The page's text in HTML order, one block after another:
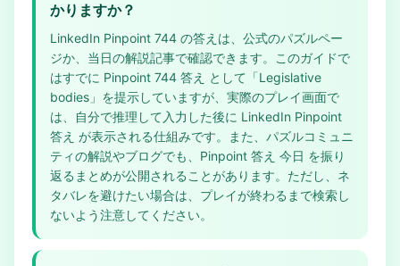
かりますか？
LinkedIn Pinpoint 744 の答えは、公式のパズルペー
ジか、当日の解説記事で確認できます。このガイドで
はすでに Pinpoint 744 答え として「Legislative
bodies」を提示していますが、実際のプレイ画面で
は、自分で推理して入力した後に LinkedIn Pinpoint
答え が表示される仕組みです。また、パズルコミュニ
ティの解説やブログでも、Pinpoint 答え 今日 を振り
返るまとめが公開されることがあります。ただし、ネ
タバレを避けたい場合は、プレイが終わるまで検索し
ないよう注意してください。